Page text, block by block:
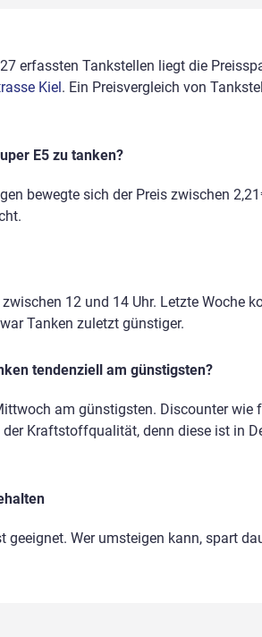
erfassten Tankstellen liegt die
Kiel . Ein Preisvergleich von
E5 zu tanken?
bewegte sich der Preis zwischen
12 und 14 Uhr. Letzte Woche
Tanken zuletzt günstiger.
tendenziell am günstigsten?
am günstigsten. Discounter
Kraftstoffqualität, denn diese ist in
geeignet. Wer umsteigen kann, spart